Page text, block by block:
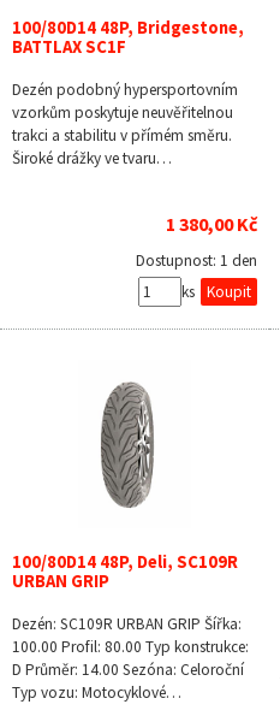
100/80D14 48P, Bridgestone,
BATTLAX SC1F
Dezén podobný hypersportovním
vzorkům poskytuje neuvěřitelnou
trakci a stabilitu v přímém směru.
Široké drážky ve tvaru…
1 380,00 Kč
Dostupnost: 1 den
ks
100/80D14 48P, Deli, SC109R
URBAN GRIP
Dezén: SC109R URBAN GRIP Šířka:
100.00 Profil: 80.00 Typ konstrukce:
D Průměr: 14.00 Sezóna: Celoroční
Typ vozu: Motocyklové…